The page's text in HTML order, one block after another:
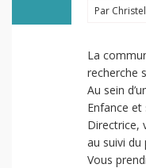
Par
La
recherche
Au sein
Enfance et
Directrice,
au suivi du
Vous